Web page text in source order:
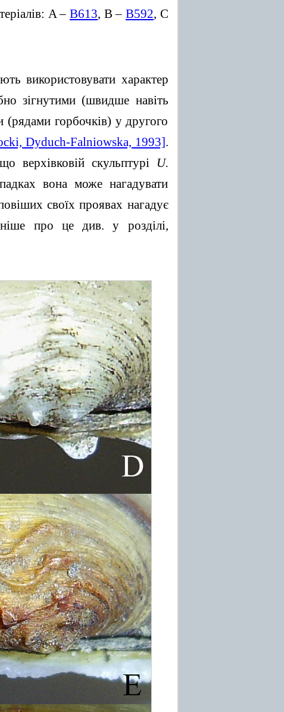
A – B613, B – B592, C
використовувати характер
зігнутими (швидше навіть
горбочків) у другого
Dyduch-Falniowska, 1993].
верхівковій скульптурі
U.
вона може нагадувати
своїх проявах нагадує
про це див. у розділі,